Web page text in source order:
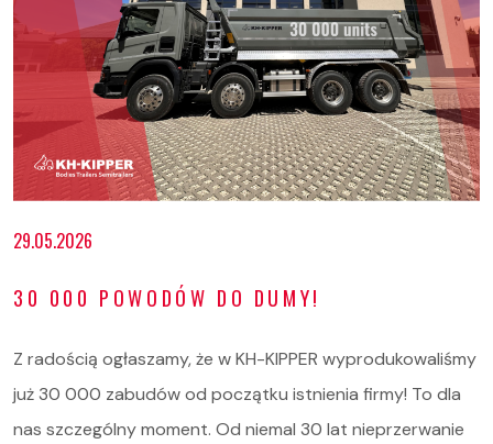
29.05.2026
30 000 POWODÓW DO DUMY!
Z radością ogłaszamy, że w KH-KIPPER wyprodukowaliśmy
już 30 000 zabudów od początku istnienia firmy! To dla
nas szczególny moment. Od niemal 30 lat nieprzerwanie